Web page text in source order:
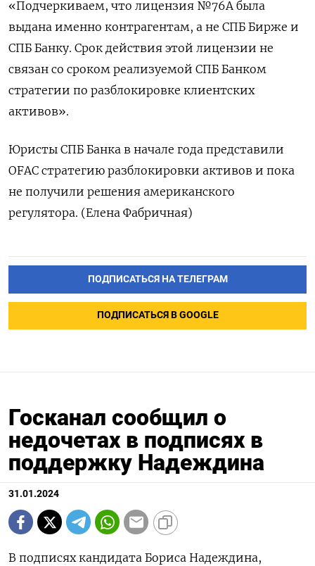
«Подчеркиваем, что лицензия №76А была
выдана именно контрагентам, а не СПБ Бирже и
СПБ Банку. Срок действия этой лицензии не
связан со сроком реализуемой СПБ Банком
стратегии по разблокировке клиентских
активов».
Юристы СПБ Банка в начале года представили
OFAC стратегию разблокировки активов и пока
не получили решения американского
регулятора. (Елена Фабричная)
ПОДПИСАТЬСЯ НА ТЕЛЕГРАМ
ПОДПИСАТЬСЯ В GOOGLE
Госканал сообщил о
недочетах в подписях в
поддержку Надеждина
31.01.2024
В подписях кандидата Бориса Надеждина,